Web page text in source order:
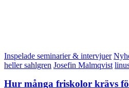
Inspelade seminarier & intervjuer
heller sahlgren Josefin Malmqvist
Hur många friskolor krävs